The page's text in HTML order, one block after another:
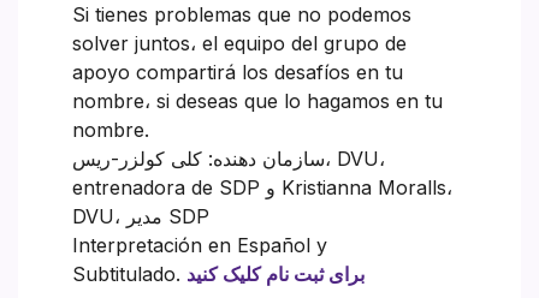
Si tienes problemas que no podemos
solver juntos، el equipo del grupo de
apoyo compartirá los desafíos en tu
nombre، si deseas que lo hagamos en tu
nombre.
سازمان دهنده: کلی کولزر-ریس، DVU،
entrenadora de SDP و Kristianna Moralls،
DVU، مدیر SDP
Interpretación en Español y
Subtitulado.